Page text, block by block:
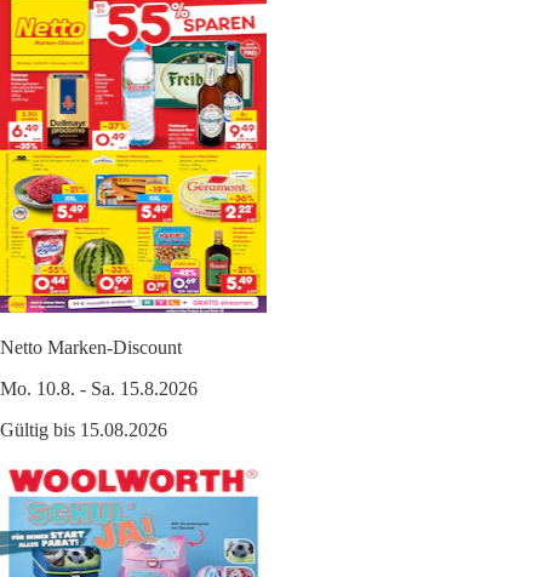
Netto Marken-Discount
Mo. 10.8. - Sa. 15.8.2026
Gültig bis 15.08.2026